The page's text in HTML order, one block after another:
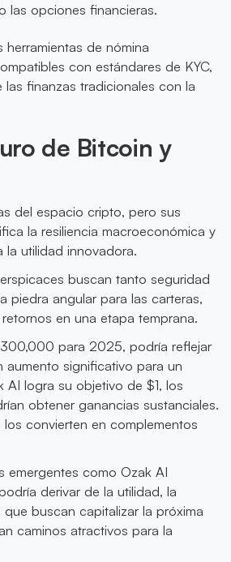
las opciones financieras.
de nómina
con estándares de KYC,
finanzas tradicionales con la
de Bitcoin y
del espacio cripto, pero sus
la resiliencia macroeconómica y
la utilidad innovadora.
buscan tanto seguridad
piedra angular para las carteras,
en una etapa temprana.
para 2025, podría reflejar
significativo para un
logra su objetivo de $1, los
obtener ganancias sustanciales.
convierten en complementos
emergentes como Ozak AI
derivar de la utilidad, la
buscan capitalizar la próxima
caminos atractivos para la